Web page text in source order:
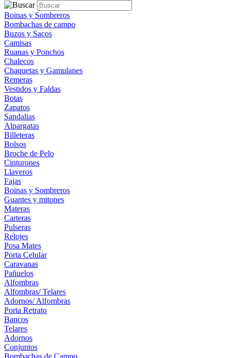
Boinas y Sombreros
Bombachas de campo
Buzos y Sacos
Camisas
Ruanas y Ponchos
Chalecos
Chaquetas y Gamulanes
Remeras
Vestidos y Faldas
Botas
Zapatos
Sandalias
Alpargatas
Billeteras
Bolsos
Broche de Pelo
Cinturones
Llaveros
Fajas
Boinas y Sombreros
Guantes y mitones
Materas
Carteras
Pulseras
Relojes
Posa Mates
Porta Celular
Caravanas
Pañuelos
Alfombras
Alfombras/ Telares
Adornos/ Alfombras
Porta Retrato
Bancos
Telares
Adornos
Conjuntos
Bombachas de Campo